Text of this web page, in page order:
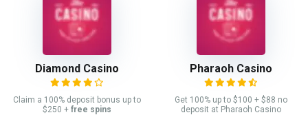
Diamond Casino
Claim a 100% deposit bonus up to
$250 + free spins
Pharaoh Casino
Get 100% up to $100 + $88 no
deposit at Pharaoh Casino